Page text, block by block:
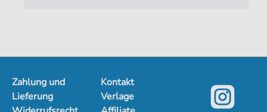
Zahlung und
Lieferung
Kontakt
Verlage